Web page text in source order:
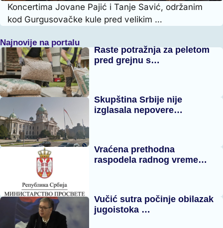
Koncertima Jovane Pajić i Tanje Savić, održanim
kod Gurgusovačke kule pred velikim …
Najnovije na portalu
Raste potražnja za peletom
pred grejnu s…
Skupština Srbije nije
izglasala nepovere…
Vraćena prethodna
raspodela radnog vreme…
Vučić sutra počinje obilazak
jugoistoka …